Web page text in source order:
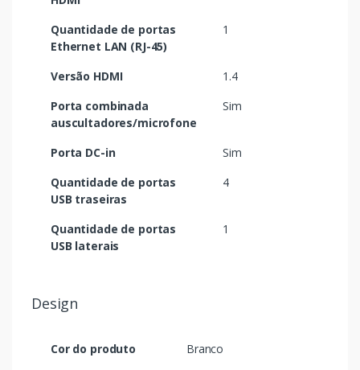
Quantidade de portas
Ethernet LAN (RJ-45)
1
Versão HDMI
1.4
Porta combinada
auscultadores/microfone
Sim
Porta DC-in
Sim
Quantidade de portas
USB traseiras
4
Quantidade de portas
USB laterais
1
Design
Cor do produto
Branco